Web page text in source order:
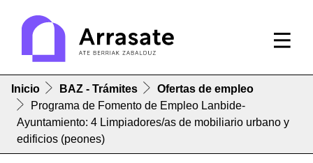
Inicio BAZ - Trámites
Ofertas de empleo
Programa de Fomento de Empleo Lanbide-
Ayuntamiento: 4 Limpiadores/as de mobiliario urbano y
edificios (peones)